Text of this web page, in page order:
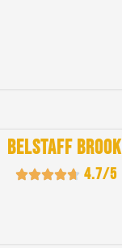
Belstaff
4.7/5